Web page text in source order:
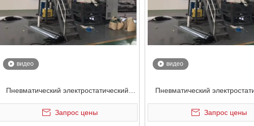
видео
Пневматический электростатический
смеситель для порошка для
приклеивания
Запрос цены
видео
Пневматический
смеситель для порошка
приклеивания
Запрос цены